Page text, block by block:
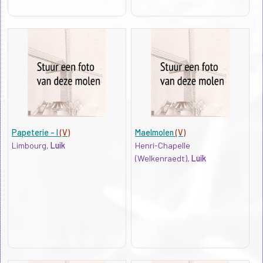
Papeterie - I(V)
Limbourg, Luik
Maelmolen(V)
Henri-Chapelle
(Welkenraedt),Luik